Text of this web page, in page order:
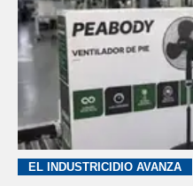
EL INDUSTRICIDIO AVANZA